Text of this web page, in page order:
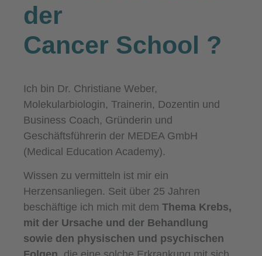
der
Cancer School ?
Ich bin Dr. Christiane Weber,
Molekularbiologin, Trainerin, Dozentin und
Business Coach, Gründerin und
Geschäftsführerin der MEDEA GmbH
(Medical Education Academy).
Wissen zu vermitteln ist mir ein
Herzensanliegen. Seit über 25 Jahren
beschäftige ich mich mit dem Thema Krebs,
mit der Ursache und der Behandlung
sowie den physischen und psychischen